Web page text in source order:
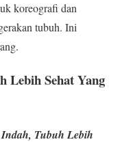
koreografi dan
tubuh. Ini
Lebih Sehat Yang
Tubuh Lebih